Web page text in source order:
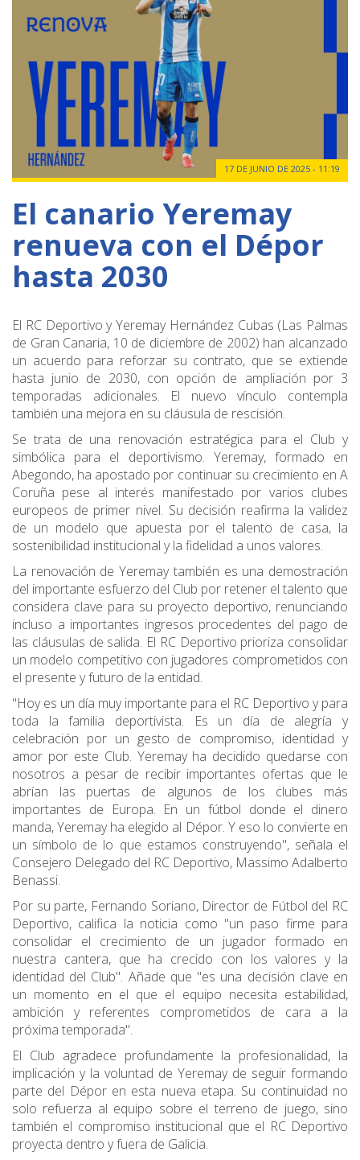
17 DE JUNIO DE 2025 - 11:19
El canario Yeremay
renueva con el Dépor
hasta 2030
El RC Deportivo y Yeremay Hernández Cubas (Las Palmas
de Gran Canaria, 10 de diciembre de 2002) han alcanzado
un acuerdo para reforzar su contrato, que se extiende
hasta junio de 2030, con opción de ampliación por 3
temporadas adicionales. El nuevo vínculo contempla
también una mejora en su cláusula de rescisión.
Se trata de una renovación estratégica para el Club y
simbólica para el deportivismo. Yeremay, formado en
Abegondo, ha apostado por continuar su crecimiento en A
Coruña pese al interés manifestado por varios clubes
europeos de primer nivel. Su decisión reafirma la validez
de un modelo que apuesta por el talento de casa, la
sostenibilidad institucional y la fidelidad a unos valores.
La renovación de Yeremay también es una demostración
del importante esfuerzo del Club por retener el talento que
considera clave para su proyecto deportivo, renunciando
incluso a importantes ingresos procedentes del pago de
las cláusulas de salida. El RC Deportivo prioriza consolidar
un modelo competitivo con jugadores comprometidos con
el presente y futuro de la entidad.
"Hoy es un día muy importante para el RC Deportivo y para
toda la familia deportivista. Es un día de alegría y
celebración por un gesto de compromiso, identidad y
amor por este Club. Yeremay ha decidido quedarse con
nosotros a pesar de recibir importantes ofertas que le
abrían las puertas de algunos de los clubes más
importantes de Europa. En un fútbol donde el dinero
manda, Yeremay ha elegido al Dépor. Y eso lo convierte en
un símbolo de lo que estamos construyendo", señala el
Consejero Delegado del RC Deportivo, Massimo Adalberto
Benassi.
Por su parte, Fernando Soriano, Director de Fútbol del RC
Deportivo, califica la noticia como "un paso firme para
consolidar el crecimiento de un jugador formado en
nuestra cantera, que ha crecido con los valores y la
identidad del Club". Añade que "es una decisión clave en
un momento en el que el equipo necesita estabilidad,
ambición y referentes comprometidos de cara a la
próxima temporada".
El Club agradece profundamente la profesionalidad, la
implicación y la voluntad de Yeremay de seguir formando
parte del Dépor en esta nueva etapa. Su continuidad no
solo refuerza al equipo sobre el terreno de juego, sino
también el compromiso institucional que el RC Deportivo
proyecta dentro y fuera de Galicia.